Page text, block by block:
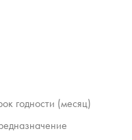
годности (месяц)